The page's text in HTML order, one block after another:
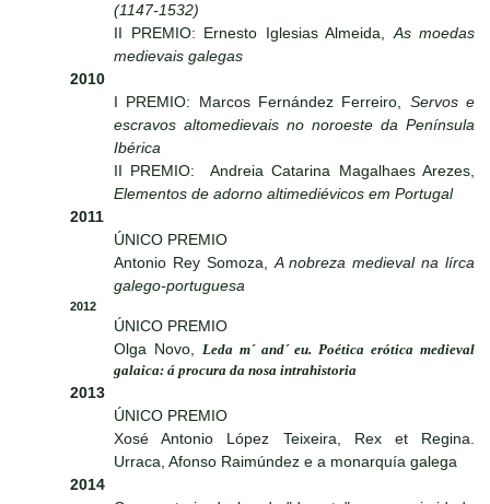
(1147-1532)
II PREMIO: Ernesto Iglesias Almeida,As moedas
medievais galegas
2010
I PREMIO: Marcos Fernández Ferreiro, Servos e
escravos altomedievais no noroeste da Península
Ibérica
II PREMIO: Andreia Catarina Magalhaes Arezes,
Elementos de adorno altimediévicos em Portugal
2011
ÚNICO PREMIO
Antonio Rey Somoza,A nobreza medieval na lírca
galego-portuguesa
2012
ÚNICO PREMIO
Olga Novo, Leda m´ and´ eu. Poética erótica medieval
galaica: á procura da nosa intrahistoria
2013
ÚNICO PREMIO
Xosé Antonio López Teixeira, Rex et Regina.
Urraca, Afonso Raimúndez e a monarquía galega
2014